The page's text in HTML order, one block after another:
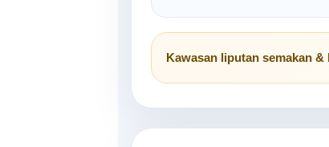
Kawasan liputan semakan &